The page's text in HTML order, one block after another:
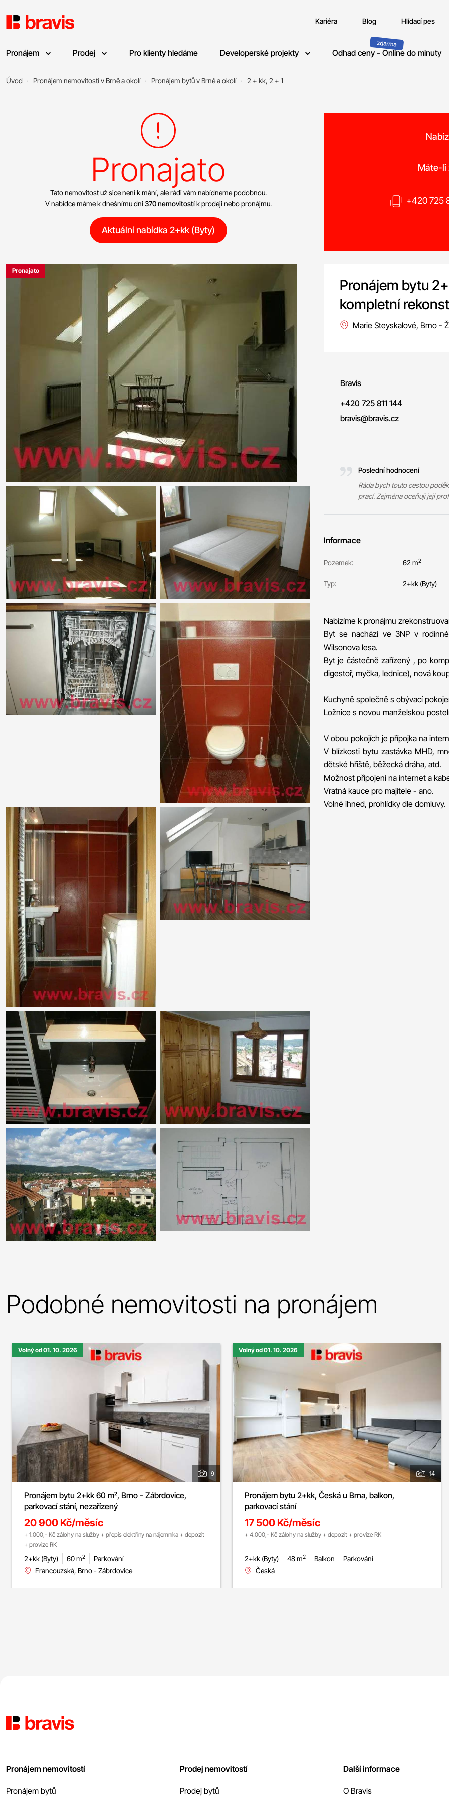
Kariéra Blog Hlídací pes
Pronájem Prodej Pro klienty hledáme Developerské projekty Odhad ceny - Online do minuty
Úvod Pronájem nemovitostí v Brně a okolí Pronájem bytů v Brně a okolí 2 + kk, 2 + 1
Pronajato
Tato nemovitost už sice není k mání, ale rádi vám nabídneme podobnou.
V nabídce máme k dnešnímu dni 370 nemovitostík prodeji nebo pronájmu.
Aktuální nabídka 2+kk (Byty)
Máte-li
+420 725
Pronajato
Pronájem bytu
kompletní
Marie Steyskalové, Brno -
Bravis
+420 725 811 144
bravis@bravis.cz
Poslední hodnocení
Ráda bych touto cestou
prací. Zejména oceňuji její
Informace
Pozemek: 62 m2
Typ: 2+kk (Byty)
Nabízíme k pronájmu
Byt se nachází ve 3NP v
Wilsonova lesa.
Byt je částečně zařízený , po
digestoř, myčka, lednice), nová
Kuchyně společně s obývací
Ložnice s novou manželskou
V obou pokojích je přípojka na
V blízkosti bytu zastávka MHD,
dětské hřiště, běžecká dráha, atd.
Možnost připojení na internet a
Vratná kauce pro majitele - ano.
Volné ihned, prohlídky dle domluvy.
Podobné nemovitosti na pronájem
Volný od 01. 10. 2026
9
Pronájem bytu 2+kk 60 m², Brno - Zábrdovice,
parkovací stání, nezařízený
20 900 Kč/měsíc
+ 1.000,- Kč zálohy na služby + přepis elektřiny na nájemníka + depozit
+ provize RK
2+kk (Byty) 60 m2
Parkování
Francouzská, Brno - Zábrdovice
Volný od 01. 10. 2026
14
Pronájem bytu 2+kk, Česká u Brna, balkon,
parkovací stání
17 500 Kč/měsíc
+ 4.000,- Kč zálohy na služby + depozit + provize RK
2+kk (Byty) 48 m2 Balkon
Parkování
Česká
Pronájem nemovitostí
Pronájem bytů
Prodej nemovitostí
Prodej bytů
Další informace
O Bravis